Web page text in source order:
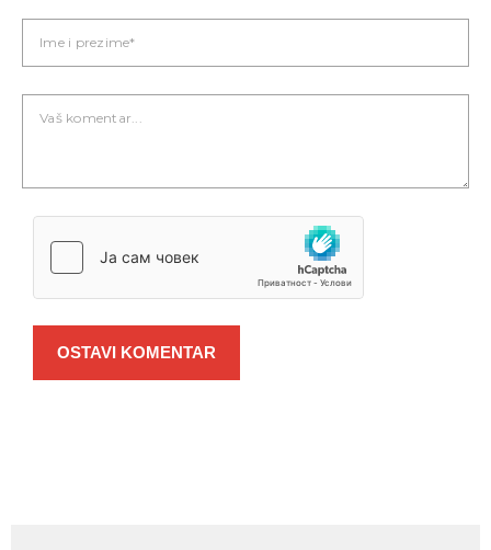
OSTAVI KOMENTAR